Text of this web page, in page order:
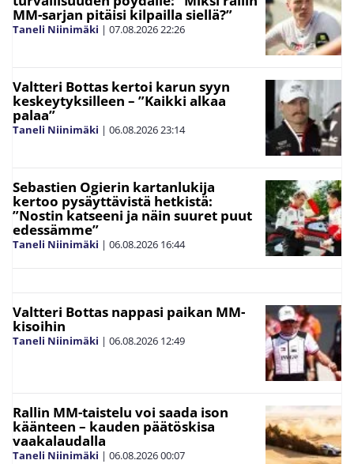
MM-sarjan pitäisi kilpailla siellä?”
Taneli Niinimäki | 07.08.202622:26
Valtteri Bottas kertoi karun syyn
keskeytyksilleen – ”Kaikki alkaa
palaa”
Taneli Niinimäki | 06.08.202623:14
Sebastien Ogierin kartanlukija
kertoo pysäyttävistä hetkistä:
”Nostin katseeni ja näin suuret puut
edessämme”
Taneli Niinimäki | 06.08.2026 16:44
Valtteri Bottas nappasi paikan MM-
kisoihin
Taneli Niinimäki | 06.08.2026 12:49
Rallin MM-taistelu voi saada ison
käänteen – kauden päätöskisa
vaakalaudalla
Taneli Niinimäki | 06.08.202600:07